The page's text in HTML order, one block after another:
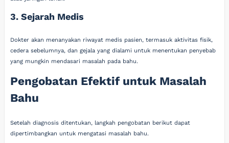
3. Sejarah Medis
Dokter akan menanyakan riwayat medis pasien, termasuk aktivitas fisik,
cedera sebelumnya, dan gejala yang dialami untuk menentukan penyebab
yang mungkin mendasari masalah pada bahu.
Pengobatan Efektif untuk Masalah
Bahu
Setelah diagnosis ditentukan, langkah pengobatan berikut dapat
dipertimbangkan untuk mengatasi masalah bahu.